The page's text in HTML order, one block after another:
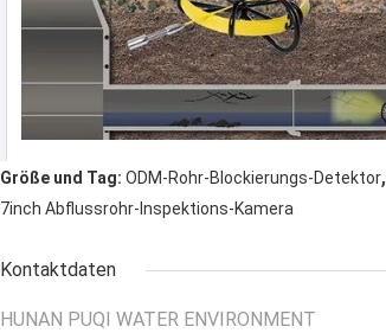
Größe und Tag: ODM-Rohr-Blockierungs-Detektor,
7inch Abflussrohr-Inspektions-Kamera
Kontaktdaten
HUNAN PUQI WATER ENVIRONMENT